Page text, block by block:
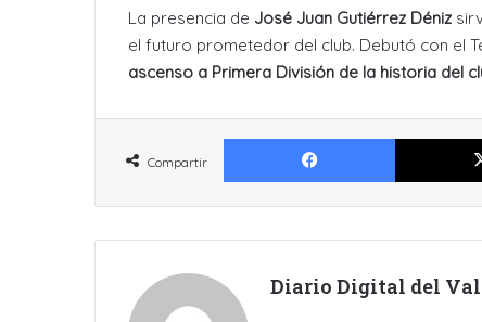
La presencia de José Juan Gutiérrez Déniz
el futuro prometedor del club. Debutó con el
ascenso a Primera División de la historia del
Compartir
Facebook
Diario Digital del